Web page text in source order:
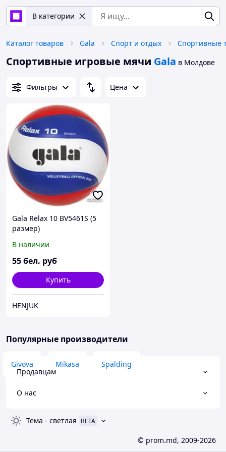
В категории
Каталог товаров Gala Спорт и отдых Спортивные
Спортивные игровые мячи Gala в Молдове
Фильтры Цена
Gala Relax 10 BV5461S (5
размер)
В наличии
55бел. руб
Купить
HENJUK
Популярные производители
Givova Mikasa Spalding
Продавцам
О нас
Тема - светлая BETA
© prom.md, 2009-2026